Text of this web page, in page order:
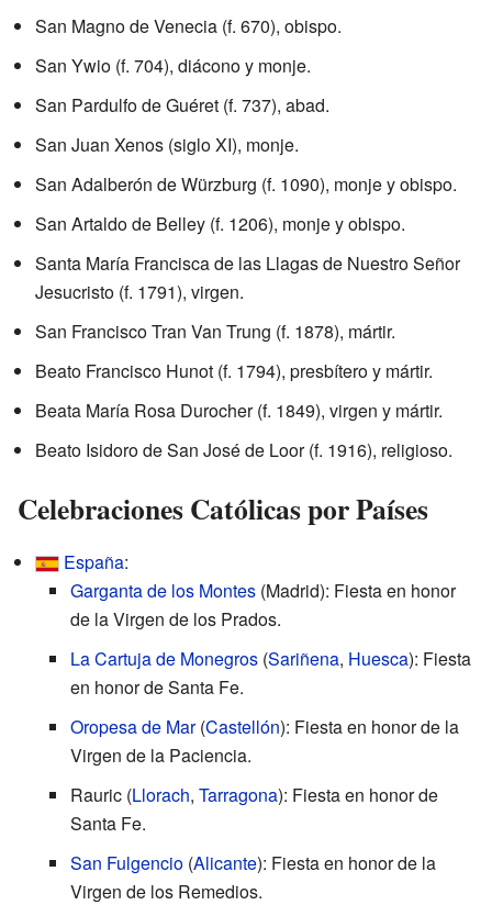
San Magno de Venecia (f. 670), obispo.
San Ywio (f. 704), diácono y monje.
San Pardulfo de Guéret (f. 737), abad.
San Juan Xenos (siglo XI), monje.
San Adalberón de Würzburg (f. 1090), monje y obispo.
San Artaldo de Belley (f. 1206), monje y obispo.
Santa María Francisca de las Llagas de Nuestro Señor
Jesucristo (f. 1791), virgen.
San Francisco Tran Van Trung (f. 1878), mártir.
Beato Francisco Hunot (f. 1794), presbítero y mártir.
Beata María Rosa Durocher (f. 1849), virgen y mártir.
Beato Isidoro de San José de Loor (f. 1916), religioso.
Celebraciones Católicas por Países
España:
Garganta de los Montes (Madrid): Fiesta en honor
de la Virgen de los Prados.
La Cartuja de Monegros (Sariñena, Huesca): Fiesta
en honor de Santa Fe.
Oropesa de Mar(Castellón): Fiesta en honor de la
Virgen de la Paciencia.
Rauric (Llorach, Tarragona): Fiesta en honor de
Santa Fe.
San Fulgencio (Alicante): Fiesta en honor de la
Virgen de los Remedios.